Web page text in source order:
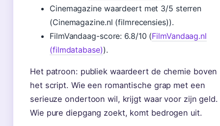
Cinemagazine waardeert met 3/5 sterren
(Cinemagazine.nl (filmrecensies)).
FilmVandaag-score: 6.8/10 (FilmVandaag.nl
(filmdatabase)).
Het patroon: publiek waardeert de chemie boven
het script. Wie een romantische grap met een
serieuze ondertoon wil, krijgt waar voor zijn geld.
Wie pure diepgang zoekt, komt bedrogen uit.